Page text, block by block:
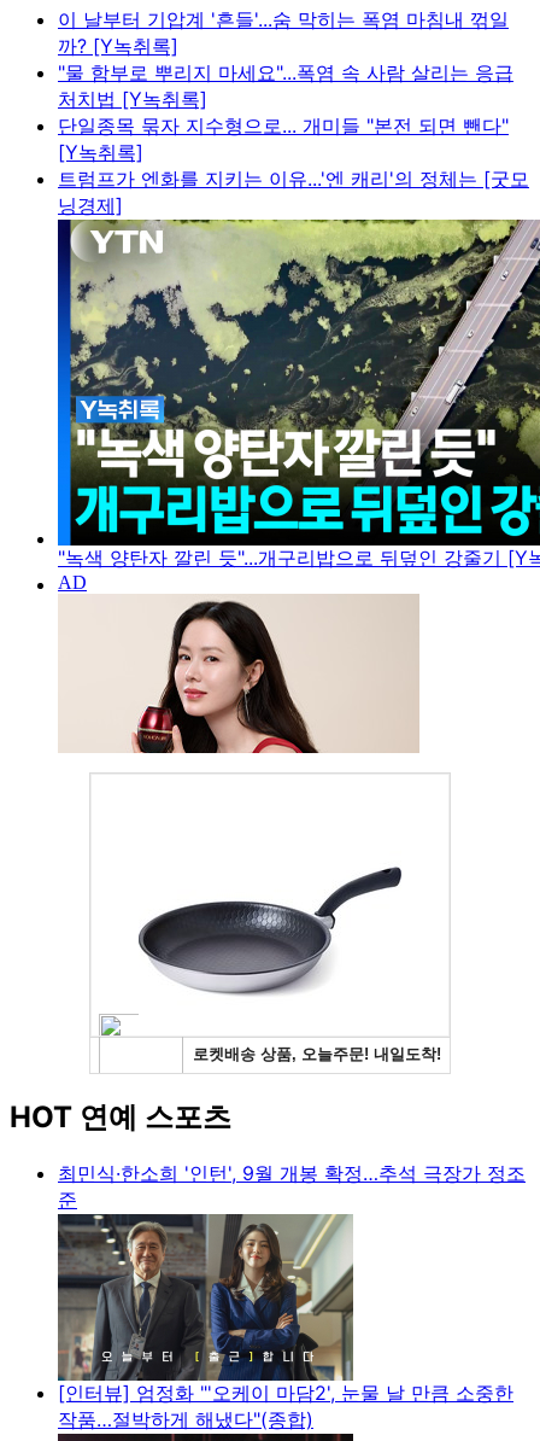
이 날부터 기압계 '흔들'...숨 막히는 폭염 마침내 꺾일
까? [Y녹취록]
"물 함부로 뿌리지 마세요"...폭염 속 사람 살리는 응급
처치법 [Y녹취록]
단일종목 묶자 지수형으로... 개미들 "본전 되면 뺀다"
[Y녹취록]
트럼프가 엔화를 지키는 이유...'엔 캐리'의 정체는 [굿모
닝경제]
"녹색 양탄자 깔린 듯"...개구리밥으로 뒤덮인 강줄기 [Y
HOT 연예 스포츠
최민식·한소희 '인턴', 9월 개봉 확정…추석 극장가 정조
준
[인터뷰] 엄정화 "'오케이 마담2', 눈물 날 만큼 소중한
작품…절박하게 해냈다"(종합)